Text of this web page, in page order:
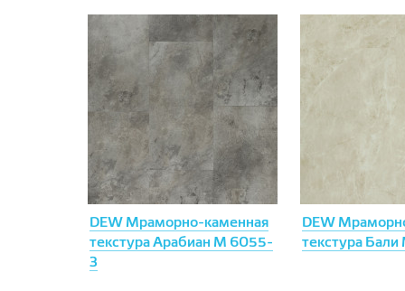
DEW Мраморно-каменная
текстура Арабиан М 6055-
3
DEW
текстура